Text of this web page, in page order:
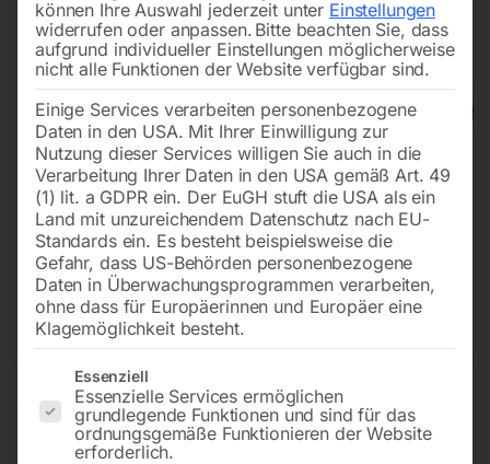
Baustelle
Verkehrszeichen C-Sign, Folientyp 3
Seitenlänge – 700 mm
können Ihre Auswahl jederzeit unter Einstellungen
widerrufen oder anpassen. Bitte beachten Sie, dass
aufgrund individueller Einstellungen möglicherweise
nicht alle Funktionen der Website verfügbar sind.
Einige Services verarbeiten personenbezogene
Daten in den USA. Mit Ihrer Einwilligung zur
Nutzung dieser Services willigen Sie auch in die
Verarbeitung Ihrer Daten in den USA gemäß Art. 49
(1) lit. a GDPR ein. Der EuGH stuft die USA als ein
Land mit unzureichendem Datenschutz nach EU-
Standards ein. Es besteht beispielsweise die
Gefahr, dass US-Behörden personenbezogene
Daten in Überwachungsprogrammen verarbeiten,
ohne dass für Europäerinnen und Europäer eine
Klagemöglichkeit besteht.
Es folgt eine Liste der Service-Gruppen, für die eine
Essenziell
Essenzielle Services ermöglichen
grundlegende Funktionen und sind für das
ordnungsgemäße Funktionieren der Website
erforderlich.